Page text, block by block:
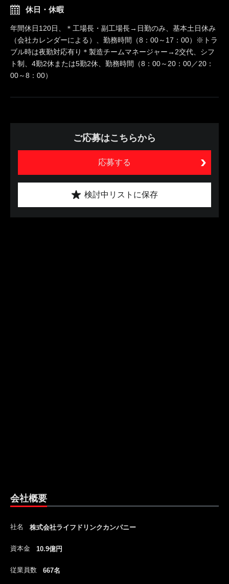
休日・休暇
年間休日120日、＊工場長・副工場長→日勤のみ、基本土日休み
（会社カレンダーによる）、勤務時間（8：00～17：00）※トラ
ブル時は夜勤対応有り＊製造チームマネージャー→2交代、シフ
ト制、4勤2休または5勤2休、勤務時間（8：00～20：00／20：
00～8：00）
ご応募はこちらから
応募する
検討中リストに保存
会社概要
社名 株式会社ライフドリンクカンパニー
資本金 10.9億円
従業員数 667名